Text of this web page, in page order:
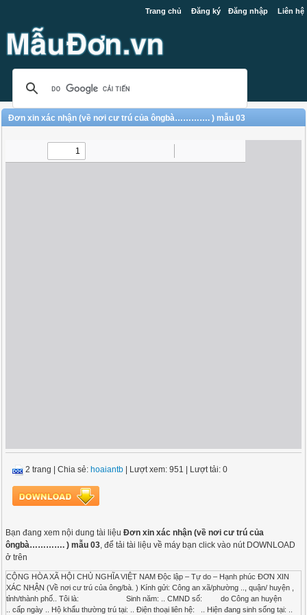
Trang chủ Đăng ký Đăng nhập Liên hệ
Đơn xin xác nhận (về nơi cư trú của ôngbà…………. ) mẫu 03
2 trang |Chia sẻ: hoaiantb | Lượt xem: 951 | Lượt tải: 0
Bạn đang xem nội dung tài liệuĐơn xin xác nhận (về nơi cư trú của
ôngbà…………. ) mẫu 03, để tải tài liệu về máy bạn click vào nút DOWNLOAD
ở trên
CỘNG HÒA XÃ HỘI CHỦ NGHĨA VIỆT NAM Độc lập – Tự do – Hạnh phúc ĐƠN XIN
XÁC NHẬN (Về nơi cư trú của ông/bà. ) Kính gửi: Công an xã/phường .., quận/ huyện ,
tỉnh/thành phố.. Tôi là: Sinh năm: .. CMND số: do Công an huyện
.. cấp ngày .. Hộ khẩu thường trú tại: .. Điện thoại liên hệ: .. Hiện đang sinh sống tại: ..